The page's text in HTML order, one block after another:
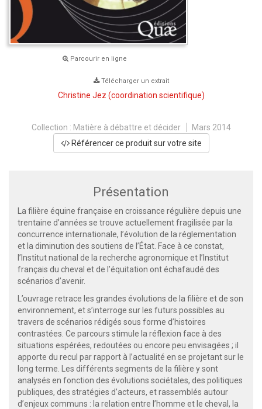
Parcourir en ligne
Télécharger un extrait
Christine Jez (coordination scientifique)
Collection : Matière à débattre et décider
Mars 2014
Référencer ce produit sur votre site
Présentation
La filière équine française en croissance régulière depuis une
trentaine d’années se trouve actuellement fragilisée par la
concurrence internationale, l’évolution de la réglementation
et la diminution des soutiens de l’État. Face à ce constat,
l’Institut national de la recherche agronomique et l’Institut
français du cheval et de l’équitation ont échafaudé des
scénarios d’avenir.
L’ouvrage retrace les grandes évolutions de la filière et de son
environnement, et s’interroge sur les futurs possibles au
travers de scénarios rédigés sous forme d’histoires
contrastées. Ce parcours stimule la réflexion face à des
situations espérées, redoutées ou encore peu envisagées ; il
apporte du recul par rapport à l’actualité en se projetant sur le
long terme. Les différents segments de la filière y sont
analysés en fonction des évolutions sociétales, des politiques
publiques, des stratégies d’acteurs, et rassemblés autour
d’enjeux communs : la relation entre l’homme et le cheval, la